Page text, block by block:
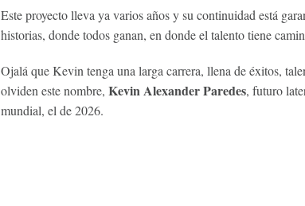
Este proyecto lleva ya varios años y su continuidad está
historias, donde todos ganan, en donde el talento tiene
Ojalá que Kevin tenga una larga carrera, llena de éxitos,
olviden este nombre, Kevin Alexander Paredes, futuro
mundial, el de 2026.